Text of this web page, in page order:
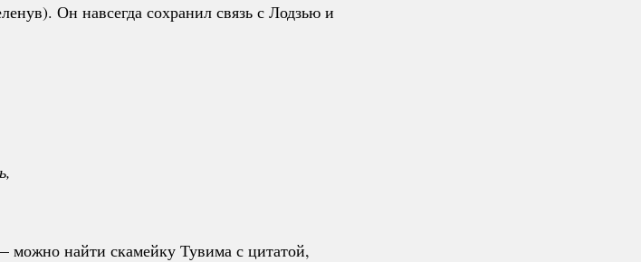
Он навсегда сохранил связь с Лодзью и
найти скамейку Тувима с цитатой,